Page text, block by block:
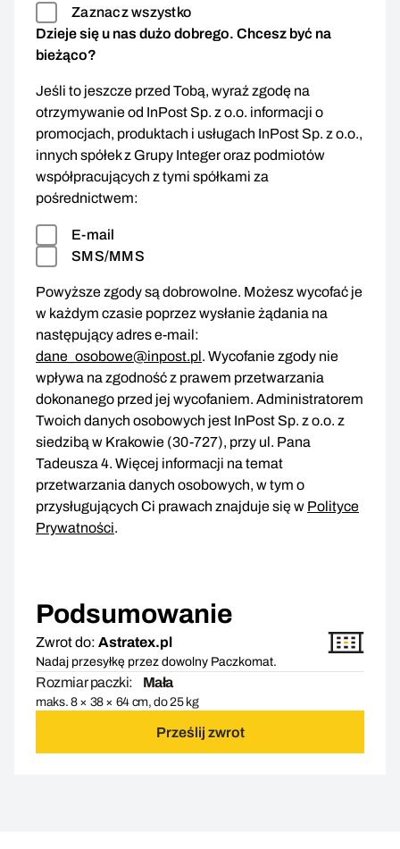
Zaznacz wszystko
Dzieje się u nas dużo dobrego. Chcesz być na
bieżąco?
Jeśli to jeszcze przed Tobą, wyraź zgodę na
otrzymywanie od InPost Sp. z o.o. informacji o
promocjach, produktach i usługach InPost Sp. z o.o.,
innych spółek z Grupy Integer oraz podmiotów
współpracujących z tymi spółkami za
pośrednictwem:
E-mail
SMS/MMS
Powyższe zgody są dobrowolne. Możesz wycofać je
w każdym czasie poprzez wysłanie żądania na
następujący adres e-mail:
dane_osobowe@inpost.pl. Wycofanie zgody nie
wpływa na zgodność z prawem przetwarzania
dokonanego przed jej wycofaniem. Administratorem
Twoich danych osobowych jest InPost Sp. z o.o. z
siedzibą w Krakowie (30-727), przy ul. Pana
Tadeusza 4. Więcej informacji na temat
przetwarzania danych osobowych, w tym o
przysługujących Ci prawach znajduje się w Polityce
Prywatności.
Podsumowanie
Zwrot do: Astratex.pl
Nadaj przesyłkę przez dowolny Paczkomat.
Rozmiar paczki: Mała
maks. 8 × 38 × 64 cm, do 25 kg
Prześlij zwrot